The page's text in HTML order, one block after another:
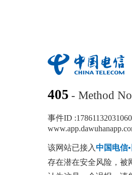
405 - Method
事件ID :
该网站已接入中国电信
存在潜在安全风险，被